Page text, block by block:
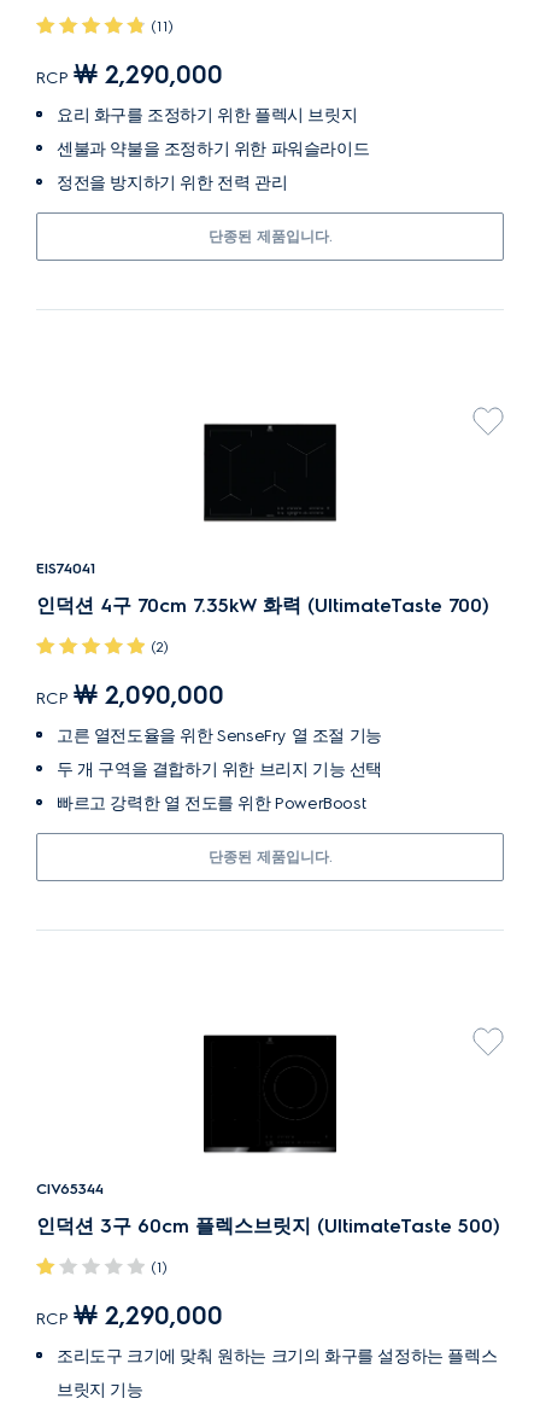
(11)
RCP ￦ 2,290,000
요리 화구를 조정하기 위한 플렉시 브릿지
센불과 약불을 조정하기 위한 파워슬라이드
정전을 방지하기 위한 전력 관리
단종된 제품입니다.
EIS74041
인덕션 4구 70cm 7.35kW 화력 (UltimateTaste 700)
(2)
RCP ￦ 2,090,000
고른 열전도율을 위한 SenseFry 열 조절 기능
두 개 구역을 결합하기 위한 브리지 기능 선택
빠르고 강력한 열 전도를 위한 PowerBoost
단종된 제품입니다.
CIV65344
인덕션 3구 60cm 플렉스브릿지 (UltimateTaste 500)
(1)
RCP ￦ 2,290,000
조리도구 크기에 맞춰 원하는 크기의 화구를 설정하는 플렉스
브릿지 기능